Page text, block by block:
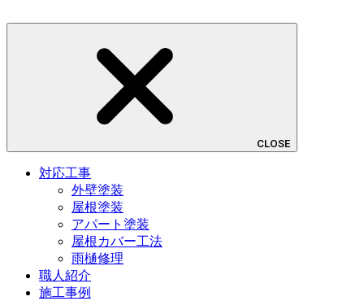
CLOSE
対応工事
外壁塗装
屋根塗装
アパート塗装
屋根カバー工法
雨樋修理
職人紹介
施工事例